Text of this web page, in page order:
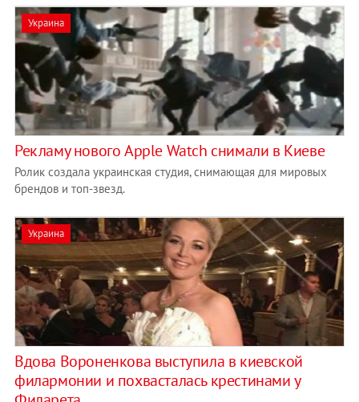
Украина
Рекламу нового Apple Watch снимали в Киеве
Ролик создала украинская студия, снимающая для мировых
брендов и топ-звезд.
Украина
Вдова Вороненкова выступила в киевской
филармонии и похвасталась крестинами у